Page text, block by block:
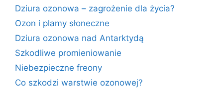
Dziura ozonowa – zagrożenie dla życia?
Ozon i plamy słoneczne
Dziura ozonowa nad Antarktydą
Szkodliwe promieniowanie
Niebezpieczne freony
Co szkodzi warstwie ozonowej?